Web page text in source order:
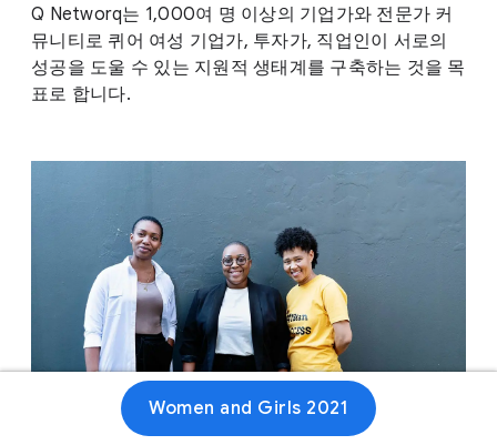
Q Networq는 1,000여 명 이상의 기업가와 전문가 커
뮤니티로 퀴어 여성 기업가, 투자가, 직업인이 서로의
성공을 도울 수 있는 지원적 생태계를 구축하는 것을 목
표로 합니다.
Women and Girls 2021